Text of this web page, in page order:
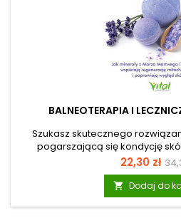
BALNEOTERAPIA I
Szukasz skutecznego
pogarszającą się kondycję
odczuwasz frustrację z powodu
maskują objawy, nie dotykając
wiadomość jest taka, że
regeneracji organizmu masz już w
przeprowadzona kąpiel
Cena
22,30 zł
 Dodaj do